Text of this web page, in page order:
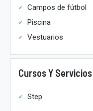
Campos de fútbol
Piscina
Vestuarios
Cursos Y Servicios
Step